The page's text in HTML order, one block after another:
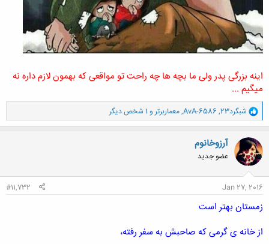
اینه بزرگی پدر ولی ما بچه ها چه راحت تو مواقعی که بهمون لازم داره نه
میگیم ...
و
ا
ک
ن
ش
ه
ا
شبگرد23 ,
AvA-6586
,معماربرتر و 1 شخص دیگر
آرزوخانوم
عضو جدید
Jan 27, 2016
#11,732
زمستان بهتر است
از خانه ی گرمی که صاحبش به سفر رفته،